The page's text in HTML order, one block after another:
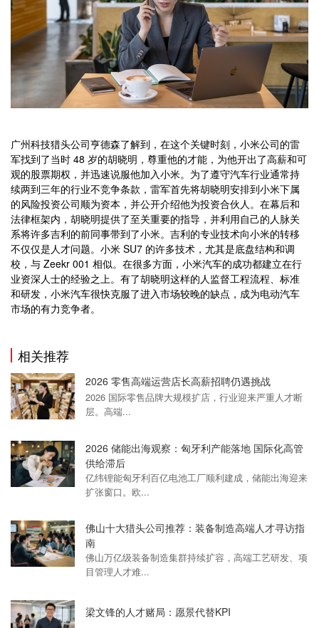
广州科技猎头公司亨德森了解到，在这个关键时刻，小米公司的雷
军找到了当时 48 岁的胡晓明，尊重他的才能，为他开出了高薪和可
观的股票期权，并迅速说服他加入小米。为了遵守汽车行业通常持
续两到三年的行业不竞争条款，雷军首先将胡晓明安排到小米下属
的风险投资公司顺为资本，并公开介绍他为投资合伙人。在幕后和
法律框架内，胡晓明提供了至关重要的指导，并利用自己的人脉关
系将许多吉利的前同事带到了小米。吉利的专业技术向小米的转移
不仅仅是人才问题。小米 SU7 的许多技术，尤其是底盘结构和调
校，与 Zeekr 001 相似。在很多方面，小米汽车的成功都建立在行
业资深人士的经验之上。有了胡晓明这样的人监督工程流程、标准
和研发，小米汽车很快克服了进入市场较晚的缺点，成为电动汽车
市场的有力竞争者。
相关推荐
2026 零售高端运营店长高薪招聘仍遇挑战
2026 国际零售品牌大规模扩店，行业迎来严重人才断
层。高端...
2026 储能出海观察：匈牙利产能落地 国际化高管
供给滞后
亿纬锂能匈牙利百亿电池工厂顺利建成，储能出海迎来
扩张窗口。欧...
佛山十大猎头公司推荐：装备制造高端人才寻访指
南
佛山万亿级装备制造集群持续扩容，高端工艺研发、项
目管理人才难...
梁文锋的人才赌局：愿景代替KPI